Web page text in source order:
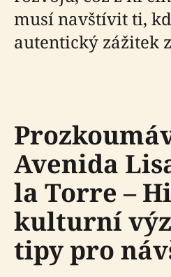
musí navštívit ti,
autentický zážitek
Avenida
la Torre –
kulturní
tipy pro